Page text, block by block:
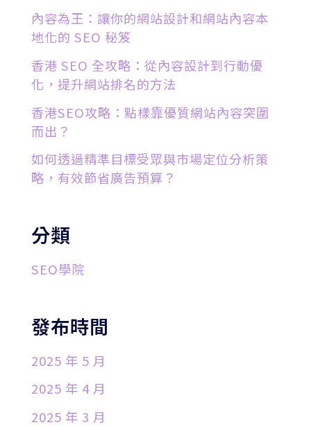
內容為王：讓你的網站設計和網站內容本
地化的 SEO 秘笈
香港 SEO 全攻略：從內容設計到行動優
化，提升網站排名的方法
香港SEO攻略：點樣靠優質網站內容突圍
而出？
如何透過精準目標受眾與市場定位分析策
略，有效節省廣告預算？
分類
SEO學院
發布時間
2025 年 5 月
2025 年 4 月
2025 年 3 月